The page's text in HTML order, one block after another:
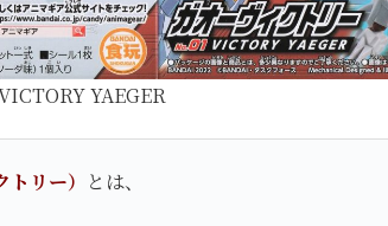
YAEGER
リー） とは、